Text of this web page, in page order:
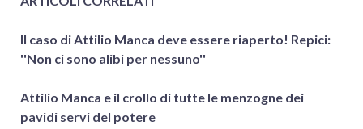
Il caso di Attilio Manca deve essere riaperto! Repici:
''Non ci sono alibi per nessuno''
Attilio Manca e il crollo di tutte le menzogne dei
pavidi servi del potere